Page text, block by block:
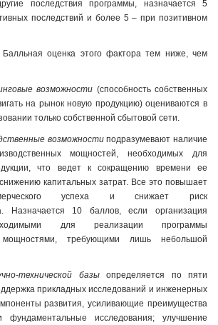
последствия программы, назначается 5
последствий и более 5 – при позитивном
Балльная оценка этого фактора тем ниже, чем
возможности (способность собственных
на рынок новую продукцию) оцениваются в
только собственной сбытовой сети.
возможностиподразумевают наличие
мощностей, необходимых для
что ведет к сокращению времени ее
капитальных затрат. Все это повышает
успеха и снижает риск
Назначается 10 баллов, если организация
для реализации программы
мощностями, требующими лишь небольшой
технической базыопределяется по пяти
прикладных исследований и инженерных
развития, усиливающие преимущества
исследования; улучшение